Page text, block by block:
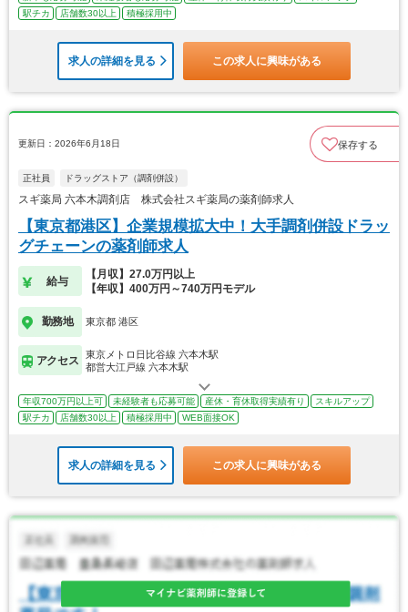
駅チカ
店舗数30以上 積極採用中
求人の詳細を見る この求人に興味がある
更新日：2026年6月18日 保存する
正社員 ドラッグストア（調剤併設）
スギ薬局 六本木調剤店 株式会社スギ薬局の薬剤師求人
【東京都港区】企業規模拡大中！大手調剤併設ドラッ
グチェーンの薬剤師求人
給与
【月収】27.0万円以上
【年収】400万円～740万円モデル
勤務地 東京都 港区
アクセス
東京メトロ日比谷線 六本木駅
都営大江戸線 六本木駅
年収700万円以上可 未経験者も応募可能 産休・育休取得実績有り
スキルアップ
駅チカ
店舗数30以上 積極採用中 WEB面接OK
求人の詳細を見る この求人に興味がある